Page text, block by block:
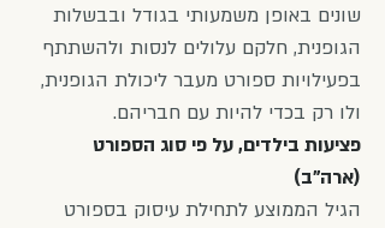
שונים באופן משמעותי בגודל ובבשלות
הגופנית, חלקם עלולים לנסות ולהשתתף
בפעילויות ספורט מעבר ליכולת הגופנית,
ולו רק בכדי להיות עם חבריהם.
פציעות בילדים, על פי סוג הספורט
(ארה"ב)
הגיל הממוצע לתחילת עיסוק בספורט